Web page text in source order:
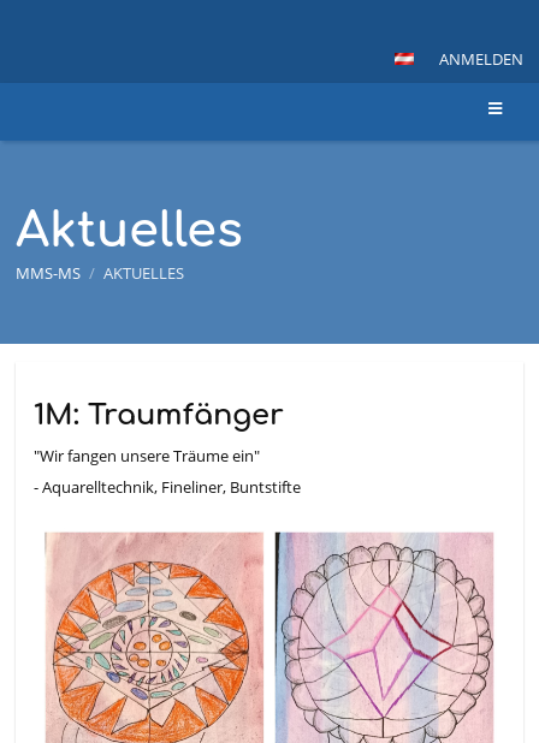
ANMELDEN
Aktuelles
MMS-MS / AKTUELLES
1M: Traumfänger
"Wir fangen unsere Träume ein"
-Aquarelltechnik, Fineliner, Buntstifte